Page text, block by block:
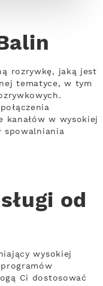
rozrywkę, jaką jest
tematyce, w tym
kanałów w wysokiej
spowalniania
od
wysokiej
Ci dostosować